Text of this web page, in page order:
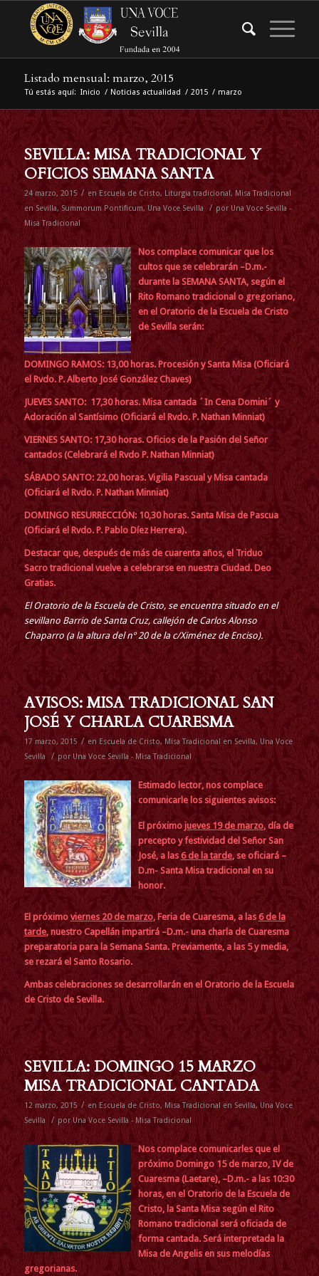
Listado mensual: marzo, 2015
Tú estás aquí: Inicio / Noticias actualidad / 2015 / marzo
SEVILLA: MISA TRADICIONAL Y
OFICIOS SEMANA SANTA
24 marzo, 2015 / en Escuela de Cristo, Liturgia tradicional, Misa Tradicional
en Sevilla, Summorum Pontificum, Una Voce Sevilla / por Una Voce Sevilla -
Misa Tradicional
Nos complace comunicar que los
cultos que se celebrarán –D.m.-
durante la SEMANA SANTA, según el
Rito Romano tradicional o gregoriano,
en el Oratorio de la Escuela de Cristo
de Sevilla serán:
DOMINGO RAMOS: 13,00 horas. Procesión y Santa Misa (Oficiará
el Rvdo. P. Alberto José González Chaves)
JUEVES SANTO: 17,30 horas. Misa cantada ´In Cena Domini´ y
Adoración al Santísimo (Oficiará el Rvdo. P. Nathan Minniat)
VIERNES SANTO: 17,30 horas. Oficios de la Pasión del Señor
cantados (Celebrará el Rvdo P. Nathan Minniat)
SÁBADO SANTO: 22,00 horas. Vigilia Pascual y Misa cantada
(Oficiará el Rvdo. P. Nathan Minniat)
DOMINGO RESURRECCIÓN: 10,30 horas. Santa Misa de Pascua
(Oficiará el Rvdo. P. Pablo Díez Herrera).
Destacar que, después de más de cuarenta años, el Triduo
Sacro tradicional vuelve a celebrarse en nuestra Ciudad. Deo
Gratias.
El Oratorio de la Escuela de Cristo, se encuentra situado en el
sevillano Barrio de Santa Cruz, callejón de Carlos Alonso
Chaparro (a la altura del nº 20 de la c/Ximénez de Enciso).
AVISOS: MISA TRADICIONAL SAN
JOSÉ Y CHARLA CUARESMA
17 marzo, 2015 / en Escuela de Cristo, Misa Tradicional en Sevilla, Una Voce
Sevilla
/ por Una Voce Sevilla - Misa Tradicional
Estimado lector, nos complace
comunicarle los siguientes avisos:
El próximo jueves 19 de marzo, día de
precepto y festividad del Señor San
José, a las6 de la tarde, se oficiará –
D.m- Santa Misa tradicional en su
honor.
El próximo viernes 20 de marzo, Feria de Cuaresma, a las 6 de la
tarde, nuestro Capellán impartirá –D.m.- una charla de Cuaresma
preparatoria para la Semana Santa. Previamente, a las 5 y media,
se rezará el Santo Rosario.
Ambas celebraciones se desarrollarán en el Oratorio de la Escuela
de Cristo de Sevilla.
SEVILLA: DOMINGO 15 MARZO
MISA TRADICIONAL CANTADA
12 marzo, 2015 / en Escuela de Cristo, Misa Tradicional en Sevilla, Una Voce
Sevilla
/ por Una Voce Sevilla - Misa Tradicional
Nos complace comunicarles que el
próximo Domingo 15 de marzo, IV de
Cuaresma (Laetare), –D.m.- a las 10:30
horas, en el Oratorio de la Escuela de
Cristo, la Santa Misa según el Rito
Romano tradicional será oficiada de
forma cantada. Será interpretada la
Misa de Angelis en sus melodías
gregorianas.